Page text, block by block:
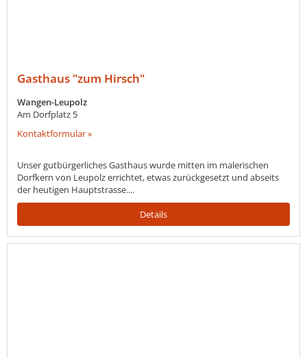
Gasthaus "zum Hirsch"
Wangen-Leupolz
Am Dorfplatz 5
Kontaktformular »
Unser gutbürgerliches Gasthaus wurde mitten im malerischen
Dorfkern von Leupolz errichtet, etwas zurückgesetzt und abseits
der heutigen Hauptstrasse....
Details